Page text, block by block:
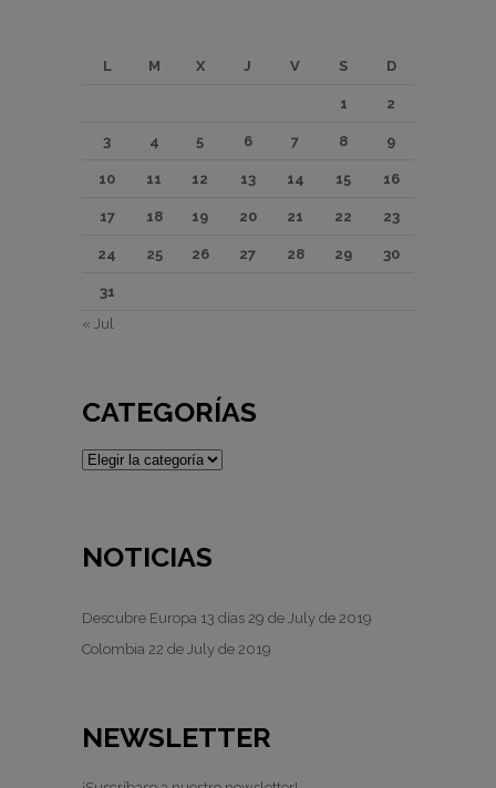
L M X J V S D
1 2
3 4 5 6 7 8 9
10 11 12 13 14 15 16
17 18 19 20 21 22 23
24 25 26 27 28 29 30
31
« Jul
CATEGORÍAS
CATEGORÍAS
NOTICIAS
Descubre Europa 13 días 29 de July de 2019
Colombia 22 de July de 2019
NEWSLETTER